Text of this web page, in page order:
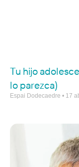
Tu hijo
lo parezca)
Espai Dodecaedre 17